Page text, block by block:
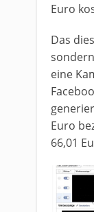
Euro
Das
eine
Euro
66,01